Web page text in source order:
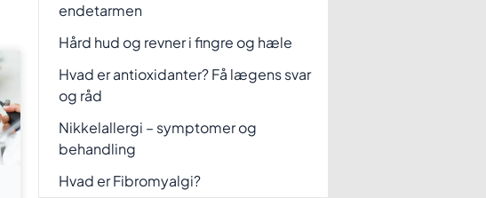
endetarmen
Hård hud og revner i fingre og hæle
Hvad er antioxidanter? Få lægens svar
og råd
Nikkelallergi – symptomer og
behandling
Hvad er Fibromyalgi?